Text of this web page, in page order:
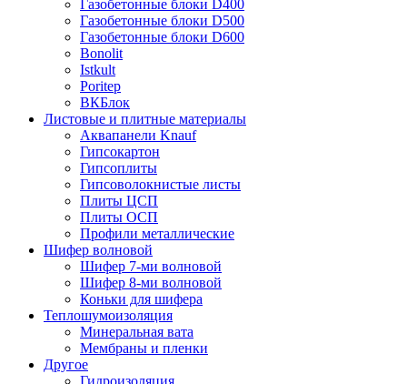
Газобетонные блоки D400
Газобетонные блоки D500
Газобетонные блоки D600
Bonolit
Istkult
Poritep
ВКБлок
Листовые и плитные материалы
Аквапанели Knauf
Гипсокартон
Гипсоплиты
Гипсоволокнистые листы
Плиты ЦСП
Плиты ОСП
Профили металлические
Шифер волновой
Шифер 7-ми волновой
Шифер 8-ми волновой
Коньки для шифера
Теплошумоизоляция
Минеральная вата
Мембраны и пленки
Другое
Гидроизоляция